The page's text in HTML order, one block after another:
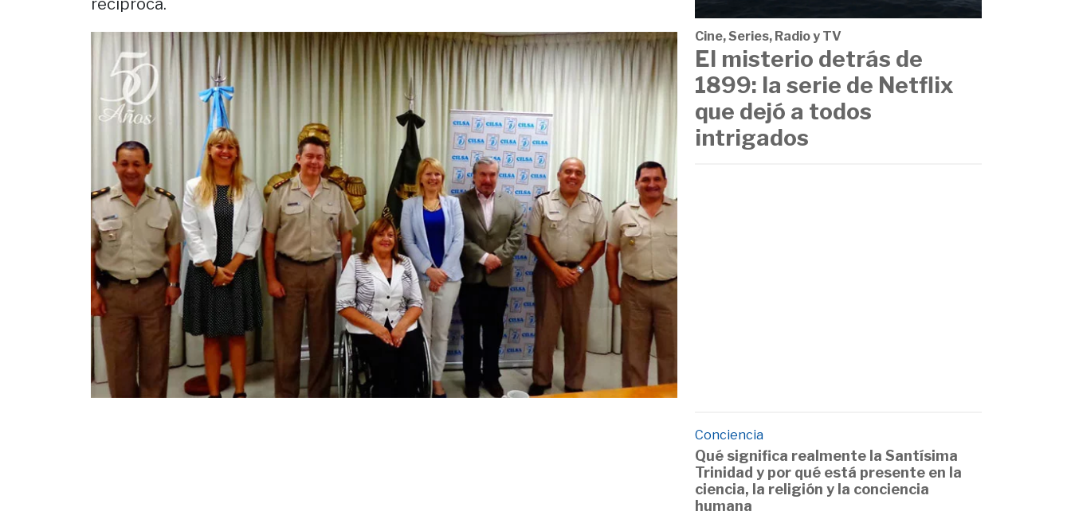
recíproca.
Cine, Series, Radio y TV
El misterio detrás de
1899: la serie de Netflix
que dejó a todos
intrigados
Conciencia
Qué significa realmente la Santísima
Trinidad y por qué está presente en la
ciencia, la religión y la conciencia
humana